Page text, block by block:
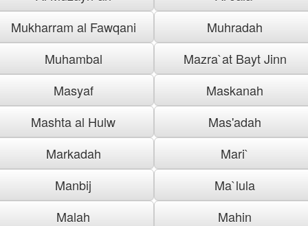
Mukharram al Fawqani
Muhradah
Muhambal
Mazra`at Bayt Jinn
Masyaf
Maskanah
Mashta al Hulw
Mas'adah
Markadah
Mari`
Manbij
Ma`lula
Malah
Mahin